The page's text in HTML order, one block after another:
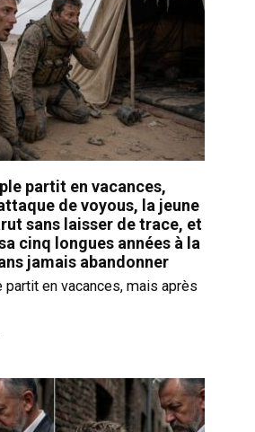
partit en vacances,
de voyous, la jeune
sans laisser de trace, et
cinq longues années à la
jamais abandonner
partit en vacances, mais après